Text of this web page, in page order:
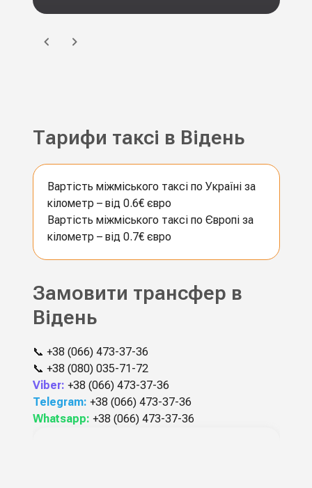
Тарифи таксі в Відень
Вартість міжміського таксі по Україні за
кілометр – від 0.6€ євро
Вартість міжміського таксі по Європі за
кілометр – від 0.7€ євро
Замовити трансфер в
Відень
📞 +38 (066) 473-37-36
📞 +38 (080) 035-71-72
Viber: +38 (066) 473-37-36
Telegram: +38 (066) 473-37-36
Whatsapp: +38 (066) 473-37-36